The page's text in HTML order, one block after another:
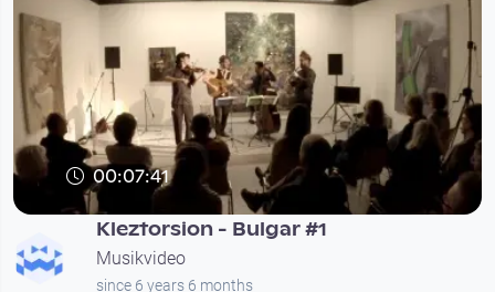
00:07:41
Kleztorsion - Bulgar #1
Musikvideo
since 6 years 6 months